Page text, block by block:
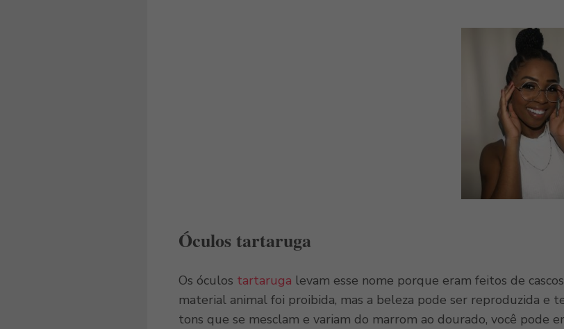
Óculos tartaruga
Os óculos tartaruga levam esse nome porque eram feitos de
material animal foi proibida, mas a beleza pode ser reproduzida e
tons que se mesclam e variam do marrom ao dourado, você pode